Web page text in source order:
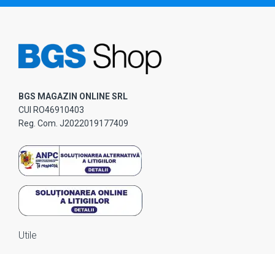
BGS MAGAZIN ONLINE SRL
CUI RO46910403
Reg. Com. J2022019177409
Utile